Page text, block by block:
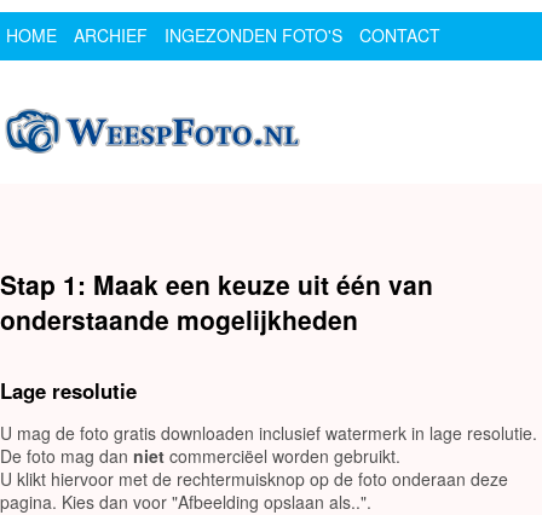
HOME ARCHIEF INGEZONDEN FOTO'S
CONTACT
Stap 1: Maak een keuze uit één van
onderstaande mogelijkheden
Lage resolutie
U mag de foto gratis downloaden inclusief watermerk in lage resolutie.
De foto mag dan niet commerciëel worden gebruikt.
U klikt hiervoor met de rechtermuisknop op de foto onderaan deze
pagina. Kies dan voor "Afbeelding opslaan als..".